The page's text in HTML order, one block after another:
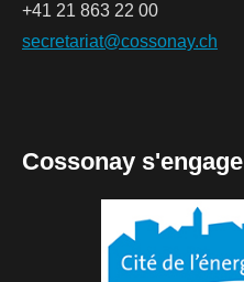
+41 21 863 22 00
secretariat@cossonay.ch
Cossonay s'engage